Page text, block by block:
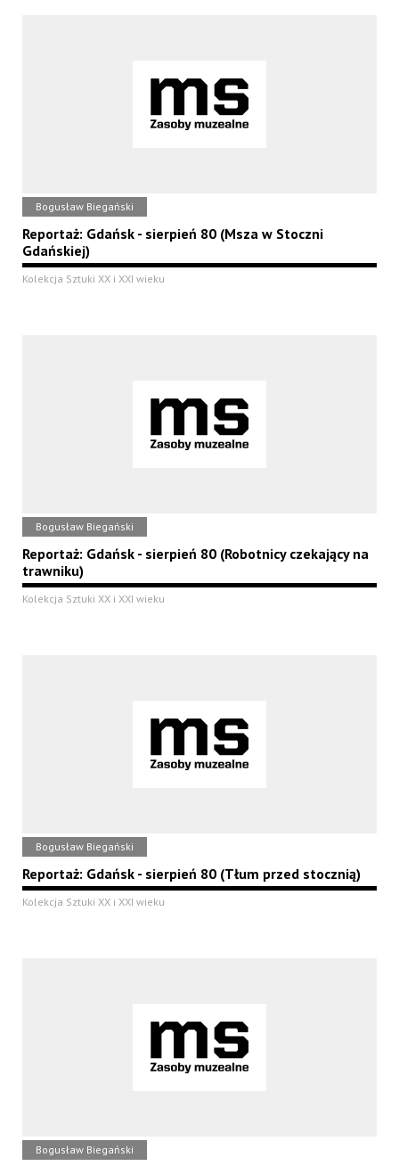
Bogusław Biegański
Reportaż: Gdańsk - sierpień 80 (Msza w Stoczni
Gdańskiej)
Kolekcja Sztuki XX i XXI wieku
Bogusław Biegański
Reportaż: Gdańsk - sierpień 80 (Robotnicy czekający na
trawniku)
Kolekcja Sztuki XX i XXI wieku
Bogusław Biegański
Reportaż: Gdańsk - sierpień 80 (Tłum przed stocznią)
Kolekcja Sztuki XX i XXI wieku
Bogusław Biegański